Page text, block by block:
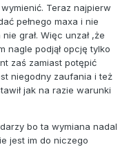
Teraz najpierw
pełnego maxa i nie
grał. Więc unzał ,że
nagle podjął opcję tylko
zaś zamiast potępić
niegodny zaufania i też
jak na razie warunki
bo ta wymiana nadal
jest im do niczego